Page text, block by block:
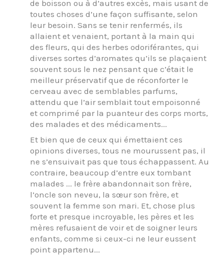
de boisson ou à d’autres excès, mais usant de
toutes choses d’une façon suffisante, selon
leur besoin. Sans se tenir renfermés, ils
allaient et venaient, portant à la main qui
des fleurs, qui des herbes odoriférantes, qui
diverses sortes d’aromates qu’ils se plaçaient
souvent sous le nez pensant que c’était le
meilleur préservatif que de réconforter le
cerveau avec de semblables parfums,
attendu que l’air semblait tout empoisonné
et comprimé par la puanteur des corps morts,
des malades et des médicaments...
Et bien que de ceux qui émettaient ces
opinions diverses, tous ne mourussent pas, il
ne s’ensuivait pas que tous échappassent. Au
contraire, beaucoup d’entre eux tombant
malades ... le frère abandonnait son frère,
l’oncle son neveu, la sœur son frère, et
souvent la femme son mari. Et, chose plus
forte et presque incroyable, les pères et les
mères refusaient de voir et de soigner leurs
enfants, comme si ceux-ci ne leur eussent
point appartenu...